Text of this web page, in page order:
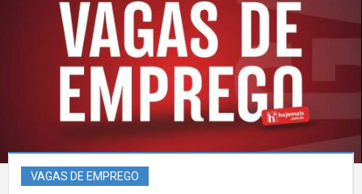
VAGAS DE EMPREGO